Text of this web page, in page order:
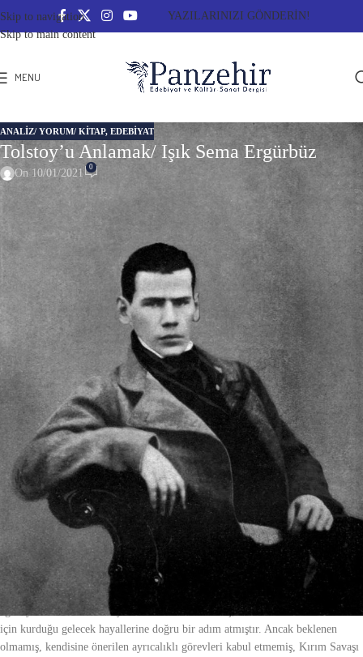
Skip to navigation
Skip to main content
YAZILARINIZI GÖNDERİN!
MENU
ANALIZ/ YORUM/ KITAP, EDEBİYAT
Tolstoy’u Anlamak/ Işık Sema Ergürbüz
On 10/01/2021 0
Tolstoy’u Anlamak
“Sevdiğin insanları kaybetmeye alıştığın zaman, hayatı önemsememeye
başlıyorsun.“
L. Tolstoy
Fransız Edebiyatı’ndan sonra gerçekçilik akımının en önemli yazarlarını Rus
Edebiyatı’nda görüyoruz; Gogol, Dostoyevski, Tolstoy, Çehov.
Birbirinden değerli eserleri edebiyat dünyasına kazandırdılar. Lev Nikolayeviç
Tolstoy diğerlerinden farklı olarak aristokrat bir ailenin çocuğu olarak dünyaya
gelmiştir. 9 Eylül 1828’de ailesinin mülkiyetinde olan ve bugün kendi adı ile
anılan Yasnaya Polyana’da. Annesini kaybettiğinde henüz iki yaşındadır.
Babasız kaldığında ise dokuz. Kendi tanımlamasıyla şefkatli ve sevgi dolu bir
kadın olan halası tarafından büyütülen Tolstoy “İtiraflarım” adlı eserinde
okurlarına çarpıcı bir otobiyografi sunmuştur. Yalın ve gerçek…
Çıktığı her yolculuk kendi gerçekliğine doğru yapılmış gibidir. Yarım bıraktığı
Kazan Üniversitesi, Doğu Dilleri Eğitimi’nin ardından hukuk okumak istemiş
ancak St. Petersburg Üniversitesi’ne kabul edilmeyince köyüne geri
dönmüştür. 1844 – 1848 yılları arasındaki eğitim serüveninin ardından kendi
mülkündeki çiftçilere yönelik reformist tutumlar sergilemiştir. Tam anlamıyla
hovardalıkla geçen bu kısa dönemi ani bir kararla Kafkas cephesinde bulunan
ağabeyinin ardından orduya katılarak sonlandırmış, belki de halasının onun
için kurduğu gelecek hayallerine doğru bir adım atmıştır. Ancak beklenen
olmamış, kendisine önerilen ayrıcalıklı görevleri kabul etmemiş, Kırım Savaşı